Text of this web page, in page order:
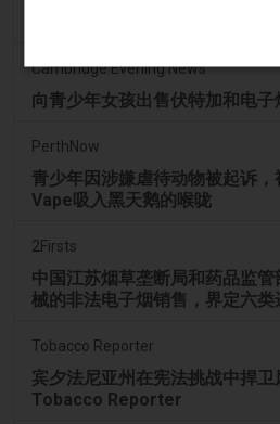
Cambridge Evening News
向青少年女孩出售伏特加和电
PerthNow
青少年因涉嫌虐待动物被起诉
Vape吸入黑天鹅的喉咙
2Firsts
中国江苏烟草垄断局和药品监
械的非法电子烟销售，界定六类
Tobacco Reporter
宾夕法尼亚州在宪法挑战中捍
Tobacco Reporter